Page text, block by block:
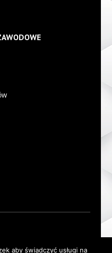
aby świadczyć usługi na